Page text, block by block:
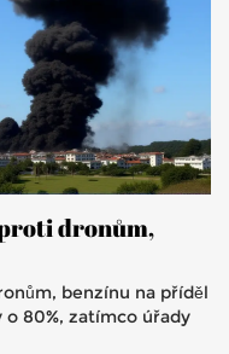
dronům,
benzínu na příděl
80%, zatímco úřady